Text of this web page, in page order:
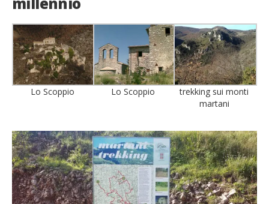
Lo Scoppio Lo Scoppio
trekking sui monti
martani